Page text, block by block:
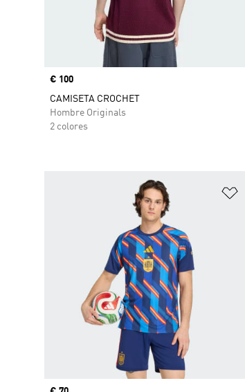
Precio
€ 100
CAMISETA CROCHET
Hombre Originals
2 colores